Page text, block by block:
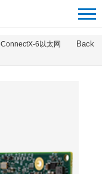
Back
ConnectX-6以太网